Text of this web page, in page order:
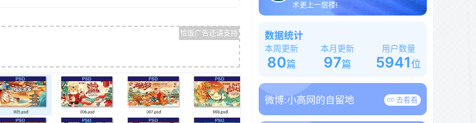
术更上一层楼!
数据统计
本周更新
80篇
本月更新
97篇
用户数量
5941位
微博:小高网的自留地 去看看